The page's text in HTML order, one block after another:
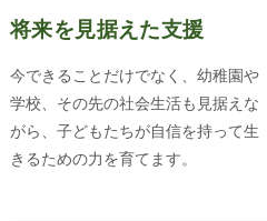
将来を見据えた支援
今できることだけでなく、幼稚園や
学校、その先の社会生活も見据えな
がら、子どもたちが自信を持って生
きるための力を育てます。